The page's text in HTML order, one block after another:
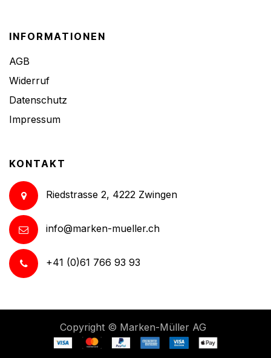
INFORMATIONEN
AGB
Widerruf
Datenschutz
Impressum
KONTAKT
Riedstrasse 2, 4222 Zwingen
info@marken-mueller.ch
+41 (0)61 766 93 93
Copyright © Marken-Müller AG